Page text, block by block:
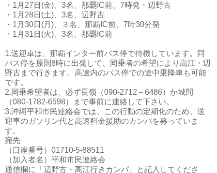
・1月27日(金)、3名、那覇IC前、7時発・辺野古
・1月28日(土)、3名、辺野古
・1月30日(月)、３名、那覇IC前、7時30分発
・1月31日(火)、3名、那覇IC前
1.送迎車は、那覇インター前バス停で待機しています。同
バス停を原則8時に出発して、同乗者の希望により高江・辺
野古まで行きます。高速内のバス停での途中乗降車も可能
です。
2.同乗希望者は、必ず長嶺（090-2712－6486）か城間
（080-1782-6598）まで事前に連絡して下さい。
3.沖縄平和市民連絡会では、この行動の定期化のため、送
迎車のガソリン代と高速料金援助のカンパを募っていま
す。
宛先
（口座番号）01710-5-88511
（加入者名）平和市民連絡会
通信欄に「辺野古・高江行きカンパ」と記入してくださ